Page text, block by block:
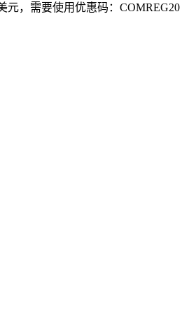
元，需要使用优惠码：COMREG20